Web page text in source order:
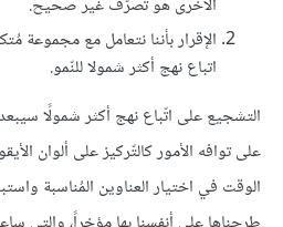
الأخرى هو تصرّف غير صحيح.
الإقرار بأننا نتعامل مع مجموعة
اتباع نهج أكثر شمولا للنّمو.
التشجيع على اتّباع نهج أكثر شمولًا
على توافه الأمور كالتّركيز على ألوان
الوقت في اختيار العناوين المُناسبة